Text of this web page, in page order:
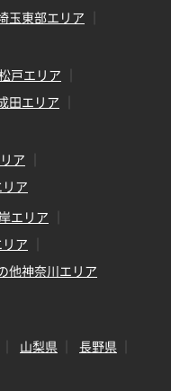
玉東部エリア
戸エリア
田エリア
ア
ア
エリア
ア
他神奈川エリア
山梨県
長野県